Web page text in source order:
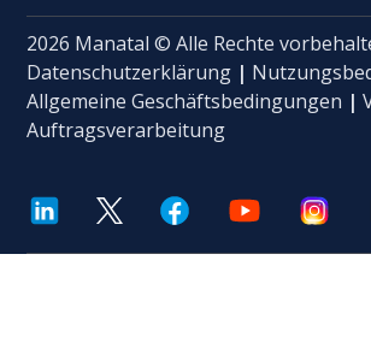
2026 Manatal © Alle Rechte
Datenschutzerklärung |
Allgemeine Geschäftsbedingungen |
Auftragsverarbeitung